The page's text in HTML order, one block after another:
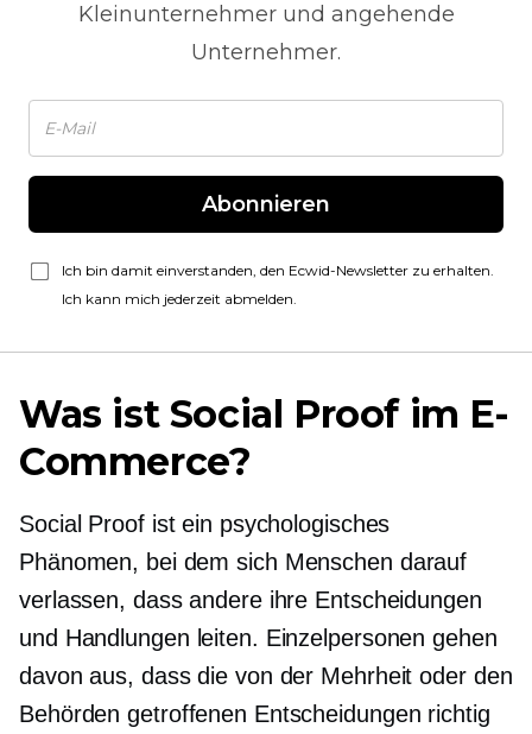
Kleinunternehmer und angehende
Unternehmer.
Abonnieren
Ich bin damit einverstanden, den Ecwid-Newsletter zu erhalten.
Ich kann mich jederzeit abmelden.
Was ist Social Proof im E-
Commerce?
Social Proof ist ein psychologisches
Phänomen, bei dem sich Menschen darauf
verlassen, dass andere ihre Entscheidungen
und Handlungen leiten. Einzelpersonen gehen
davon aus, dass die von der Mehrheit oder den
Behörden getroffenen Entscheidungen richtig